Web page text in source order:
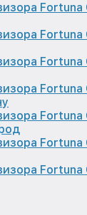
Fortuna
Fortuna
Fortuna
Fortuna
Fortuna
Fortuna